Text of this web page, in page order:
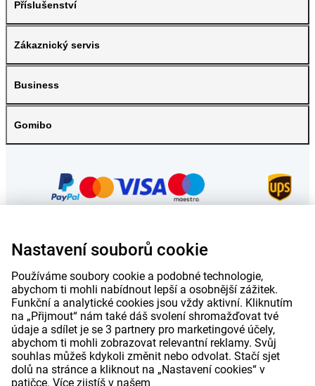
Příslušenství
Zákaznický servis
Business
Gomibo
Ceny uvedené na této stránce jsou včetně DPH, pokud není uvedeno jinak.
*Dodací lhůty se nevztahují na všechny produkty nebo způsoby dopravy:
více informací.
O Gomibo.cz Soukromí | Tiráž | Obchodní podmínky
Nastavení souborů cookie | ©2026 Gomibo.cz
Nastavení souborů cookie
Používáme soubory cookie a podobné technologie,
abychom ti mohli nabídnout lepší a osobnější zážitek.
Funkční a analytické cookies jsou vždy aktivní. Kliknutím
na „Přijmout“ nám také dáš svolení shromažďovat tvé
údaje a sdílet je se 3 partnery pro marketingové účely,
abychom ti mohli zobrazovat relevantní reklamy. Svůj
souhlas můžeš kdykoli změnit nebo odvolat. Stačí sjet
dolů na stránce a kliknout na „Nastavení cookies“ v
patičce. Více zjistíš v našem